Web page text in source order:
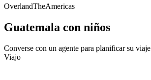
OverlandTheAmericas
Guatemala con niños
Converse con un agente para planificar su viaje
Viajo